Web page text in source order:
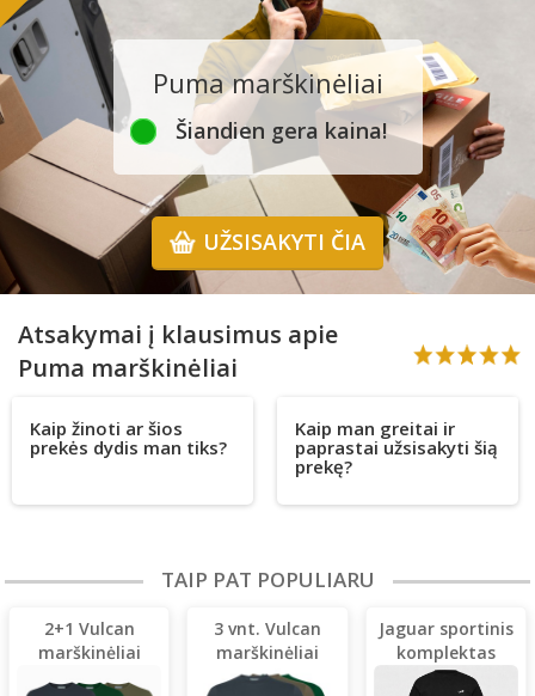
Puma marškinėliai
Šiandien gera kaina!
UŽSISAKYTI ČIA
Atsakymai į klausimus apie
Puma marškinėliai
Kaip žinoti ar šios
prekės dydis man tiks?
Kaip man greitai ir
paprastai užsisakyti šią
prekę?
TAIP PAT POPULIARU
2+1 Vulcan
marškinėliai
3 vnt. Vulcan
marškinėliai
Jaguar sportinis
komplektas